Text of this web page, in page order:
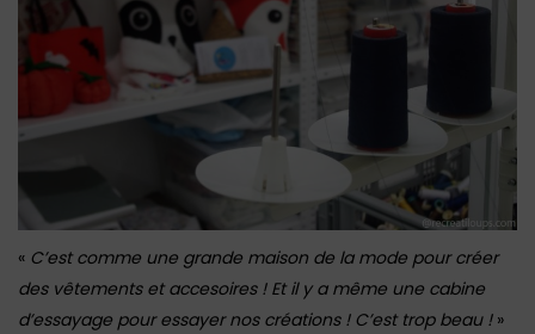
« C’est comme une grande maison de la mode pour créer
des vêtements et accesoires ! Et il y a même une cabine
d’essayage pour essayer nos créations ! C’est trop beau !»